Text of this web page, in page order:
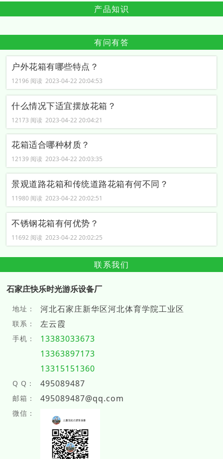
产品知识
有问有答
户外花箱有哪些特点？
12196 阅读 2023-04-22 20:04:53
什么情况下适宜摆放花箱？
12173 阅读 2023-04-22 20:04:21
花箱适合哪种材质？
12139 阅读 2023-04-22 20:03:35
景观道路花箱和传统道路花箱有何不同？
11980 阅读 2023-04-22 20:02:51
不锈钢花箱有何优势？
11692 阅读 2023-04-22 20:02:25
联系我们
石家庄快乐时光游乐设备厂
地址： 河北石家庄新华区河北体育学院工业区
联系： 左云霞
手机：
13383033673
13363897173
13315151360
Q Q： 495089487
邮箱： 495089487@qq.com
微信：